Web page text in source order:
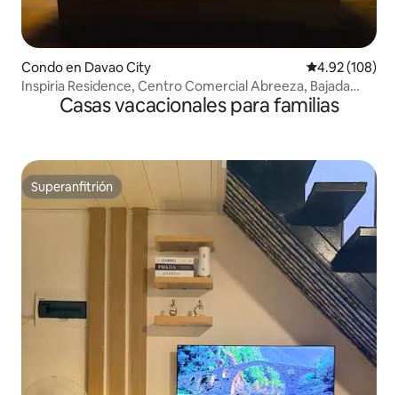
Condo en Davao City Calificación
4.92 (108)
Inspiria Residence, Centro Comercial Abreeza, Bajada
Davao, 1 habitación
Casas vacacionales para familias
Superanfitrión
Superanfitrión